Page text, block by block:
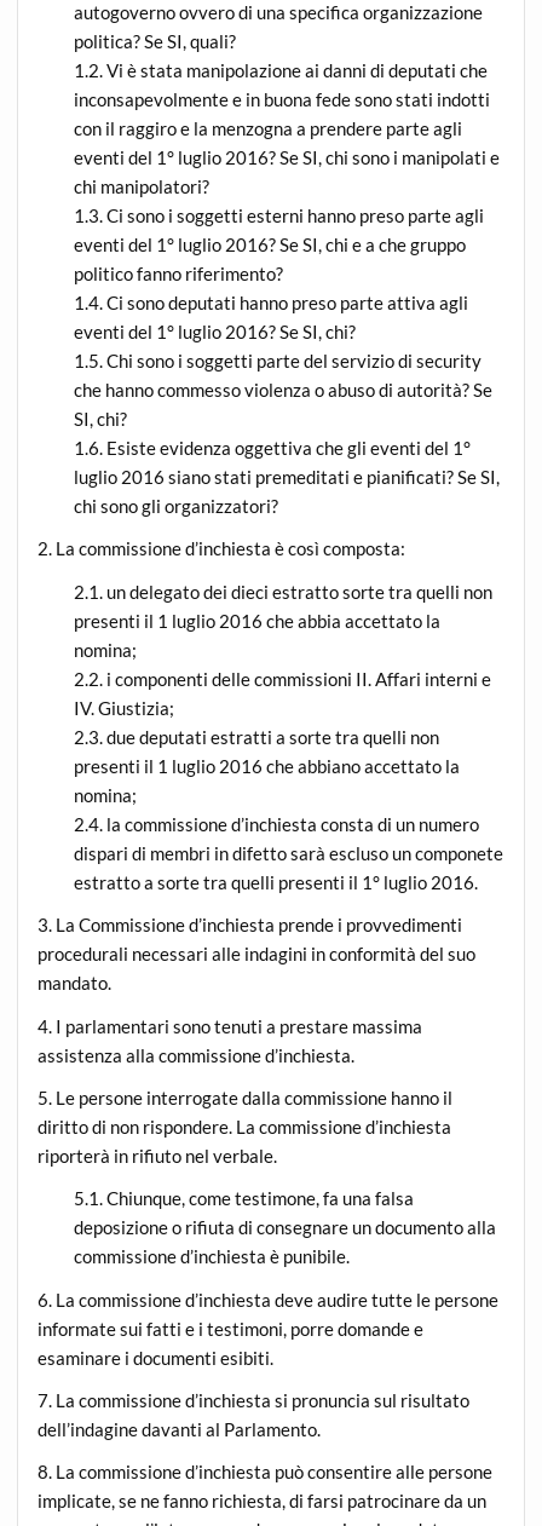
autogoverno ovvero di una specifica organizzazione
politica? Se SI, quali?
1.2. Vi è stata manipolazione ai danni di deputati che
inconsapevolmente e in buona fede sono stati indotti
con il raggiro e la menzogna a prendere parte agli
eventi del 1° luglio 2016? Se SI, chi sono i manipolati e
chi manipolatori?
1.3. Ci sono i soggetti esterni hanno preso parte agli
eventi del 1° luglio 2016? Se SI, chi e a che gruppo
politico fanno riferimento?
1.4. Ci sono deputati hanno preso parte attiva agli
eventi del 1° luglio 2016? Se SI, chi?
1.5. Chi sono i soggetti parte del servizio di security
che hanno commesso violenza o abuso di autorità? Se
SI, chi?
1.6. Esiste evidenza oggettiva che gli eventi del 1°
luglio 2016 siano stati premeditati e pianificati? Se SI,
chi sono gli organizzatori?
2. La commissione d’inchiesta è così composta:
2.1. un delegato dei dieci estratto sorte tra quelli non
presenti il 1 luglio 2016 che abbia accettato la
nomina;
2.2. i componenti delle commissioni II. Affari interni e
IV. Giustizia;
2.3. due deputati estratti a sorte tra quelli non
presenti il 1 luglio 2016 che abbiano accettato la
nomina;
2.4. la commissione d’inchiesta consta di un numero
dispari di membri in difetto sarà escluso un componete
estratto a sorte tra quelli presenti il 1° luglio 2016.
3. La Commissione d’inchiesta prende i provvedimenti
procedurali necessari alle indagini in conformità del suo
mandato.
4. I parlamentari sono tenuti a prestare massima
assistenza alla commissione d’inchiesta.
5. Le persone interrogate dalla commissione hanno il
diritto di non rispondere. La commissione d’inchiesta
riporterà in rifiuto nel verbale.
5.1. Chiunque, come testimone, fa una falsa
deposizione o rifiuta di consegnare un documento alla
commissione d’inchiesta è punibile.
6. La commissione d’inchiesta deve audire tutte le persone
informate sui fatti e i testimoni, porre domande e
esaminare i documenti esibiti.
7. La commissione d’inchiesta si pronuncia sul risultato
dell’indagine davanti al Parlamento.
8. La commissione d’inchiesta può consentire alle persone
implicate, se ne fanno richiesta, di farsi patrocinare da un